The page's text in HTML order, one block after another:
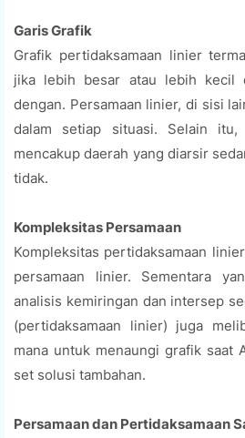
Garis Grafik
Grafik pertidaksamaan linier
jika lebih besar atau lebih kecil
dengan. Persamaan linier, di sisi
dalam setiap situasi. Selain itu,
mencakup daerah yang diarsir
tidak.
Kompleksitas Persamaan
Kompleksitas pertidaksamaan
persamaan linier. Sementara
analisis kemiringan dan intersep
(pertidaksamaan linier) juga
mana untuk menaungi grafik saat
set solusi tambahan.
Persamaan dan Pertidaksamaan